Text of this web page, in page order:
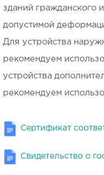
зданий гражданского
допустимой
Для устройства
рекомендуем
устройства
рекомендуем
Сертификат
Свидетельство о